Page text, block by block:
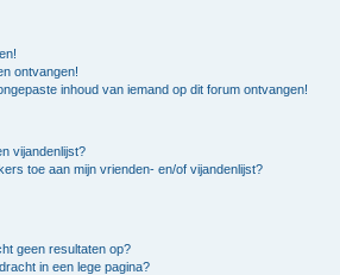
ontvangen!
inhoud van iemand op dit forum ontvangen!
vijandenlijst?
toe aan mijn vrienden- en/of vijandenlijst?
geen resultaten op?
in een lege pagina?